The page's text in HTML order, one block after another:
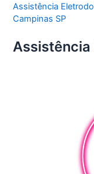
Assistência
Campinas SP
Assistência